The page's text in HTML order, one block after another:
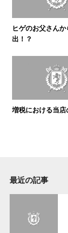
ヒゲのお父さんか
出！？
増税における当店
最近の記事